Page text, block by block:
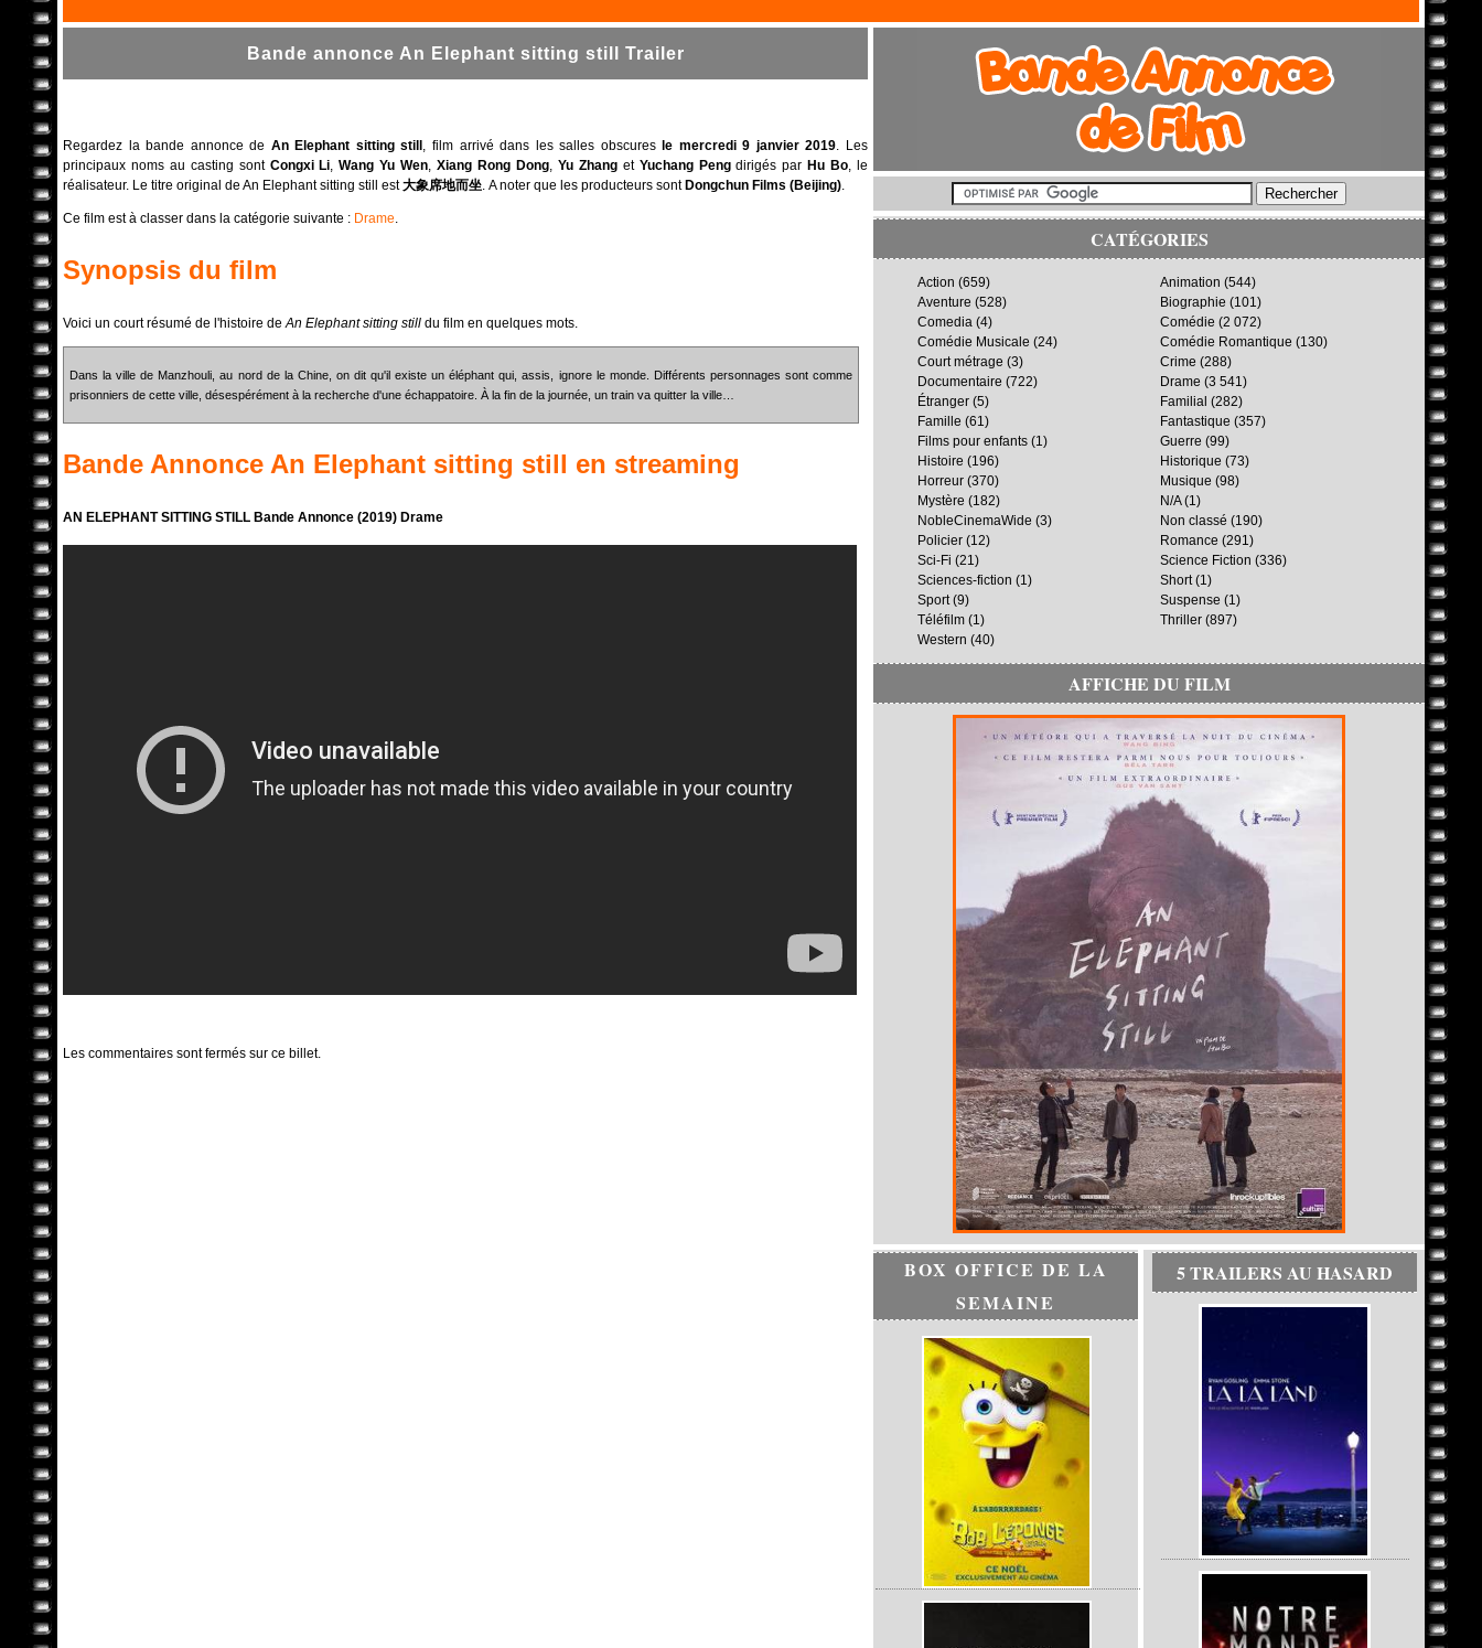
Bande annonce An Elephant sitting still Trailer
Regardez la bande annonce de An Elephant sitting still , film arrivé dans les salles obscures le mercredi 9 janvier 2019. Les
principaux noms au casting sont Congxi Li,Wang Yu Wen,Xiang Rong Dong, Yu Zhanget Yuchang Pengdirigés par Hu Bo, le
réalisateur. Le titre original de An Elephant sitting still est大象席地而坐. A noter que les producteurs sont Dongchun Films (Beijing).
Ce film est à classer dans la catégorie suivante : Drame.
Synopsis du film
Voici un court résumé de l'histoire deAn Elephant sitting still du film en quelques mots.
Dans la ville de Manzhouli, au nord de la Chine, on dit qu'il existe un éléphant qui, assis, ignore le monde. Différents personnages sont comme
prisonniers de cette ville, désespérément à la recherche d'une échappatoire. À la fin de la journée, un train va quitter la ville…
Bande Annonce An Elephant sitting still en streaming
AN ELEPHANT SITTING STILL Bande Annonce (2019) Drame
Les commentaires sont fermés sur ce billet.
CATÉGORIES
Action (659) Animation (544)
Aventure (528) Biographie (101)
Comedia (4) Comédie (2 072)
Comédie Musicale (24) Comédie Romantique (130)
Court métrage (3) Crime (288)
Documentaire (722) Drame (3 541)
Étranger (5) Familial (282)
Famille (61) Fantastique (357)
Films pour enfants (1) Guerre (99)
Histoire (196) Historique (73)
Horreur (370) Musique (98)
Mystère (182) N/A(1)
NobleCinemaWide (3) Non classé (190)
Policier (12) Romance (291)
Sci-Fi (21) Science Fiction (336)
Sciences-fiction (1) Short(1)
Sport(9) Suspense (1)
Téléfilm (1) Thriller (897)
Western (40)
AFFICHE DU FILM
BOX OFFICE DE LA
SEMAINE
5 TRAILERS AU HASARD